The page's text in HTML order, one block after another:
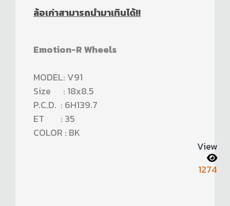
ล้อเก่าสามารถนำมาเทินได้!!
Emotion-R Wheels
MODEL: V91
Size : 18x8.5
P.C.D. : 6H139.7
ET : 35
COLOR : BK
View
1274